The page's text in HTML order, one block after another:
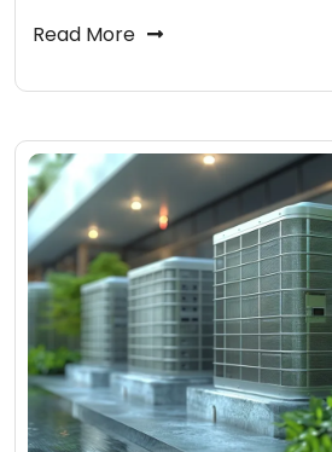
Read More